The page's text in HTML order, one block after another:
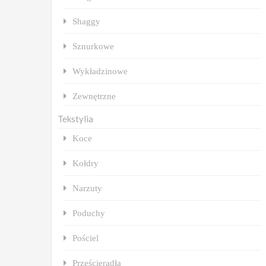
Shaggy
Sznurkowe
Wykładzinowe
Zewnętrzne
Tekstylia
Koce
Kołdry
Narzuty
Poduchy
Pościel
Prześcieradła